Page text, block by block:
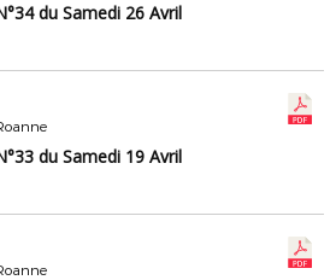
du Samedi 26 Avril
du Samedi 19 Avril